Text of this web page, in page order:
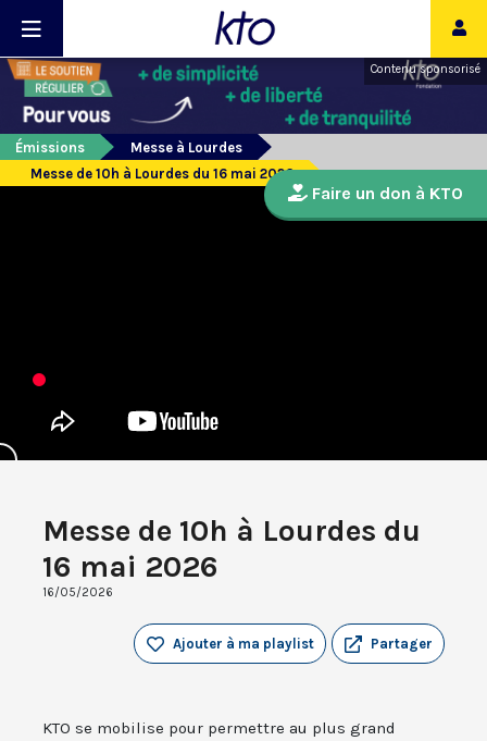
Contenu sponsorisé
Émissions
Messe à Lourdes
Messe de 10h à Lourdes du 16 mai 2026
Messe de 10h à Lourdes du
16 mai 2026
16/05/2026
Partager
Ajouter à ma playlist
KTO se mobilise pour permettre au plus grand
Faire un don à KTO